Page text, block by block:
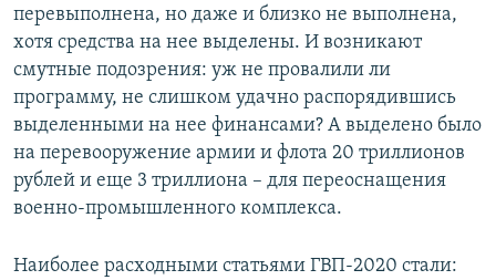
перевыполнена, но даже и близко не выполнена,
хотя средства на нее выделены. И возникают
смутные подозрения: уж не провалили ли
программу, не слишком удачно распорядившись
выделенными на нее финансами? А выделено было
на перевооружение армии и флота 20 триллионов
рублей и еще 3 триллиона – для переоснащения
военно-промышленного комплекса.
Наиболее расходными статьями ГВП-2020 стали: